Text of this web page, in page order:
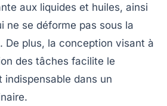
aux liquides et huiles, ainsi
ne se déforme pas sous la
De plus, la conception visant à
des tâches facilite le
dans un